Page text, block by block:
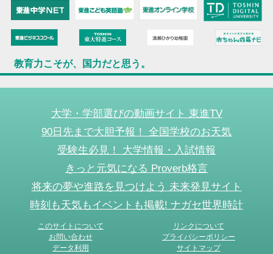
教育力こそが、国力だと思う。
大学・学部選びの動画サイト 東進TV
90日先まで大胆予報！ 全国学校のお天気
受験生必見！ 大学情報・入試情報
きっと元気になる Proverb格言
将来の夢や進路を見つけよう 未来発見サイト
時刻も天気もイベントも掲載! ナガセ世界時計
このサイトについて
リンクについて
お問い合わせ
プライバシーポリシー
データ利用
サイトマップ